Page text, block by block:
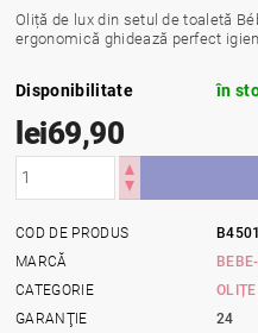
Oliță de lux din setul de toaletă
ergonomică ghidează perfect
Disponibilitate în
lei69,90
COD DE PRODUS
MARCĂ
CATEGORIE
GARANŢIE
24